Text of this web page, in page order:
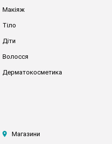
Макіяж
Тіло
Діти
Волосся
Дерматокосметика
Магазини